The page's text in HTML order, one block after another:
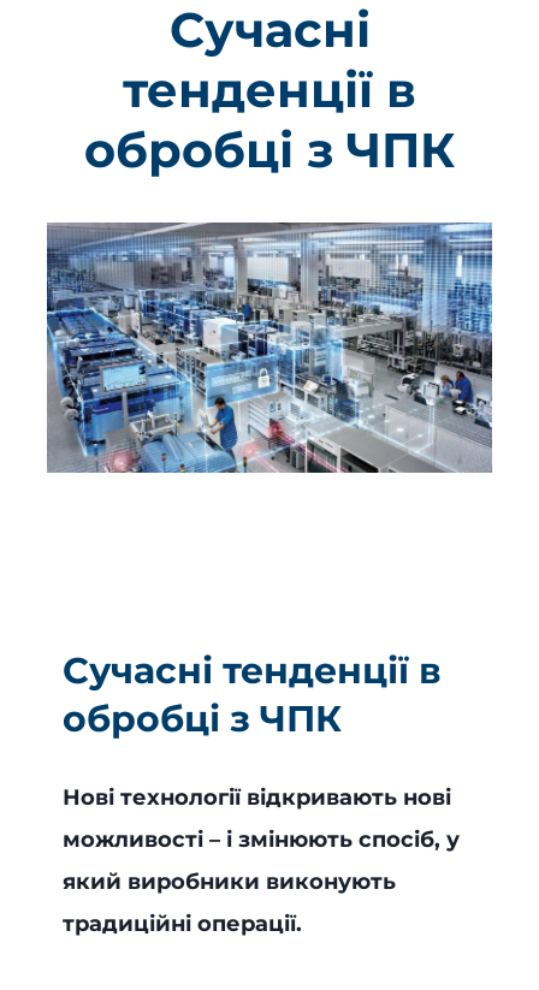
Сучасні
тенденції в
обробці з ЧПК
Сучасні тенденції в
обробці з ЧПК
Нові технології відкривають нові
можливості – і змінюють спосіб, у
який виробники виконують
традиційні операції.